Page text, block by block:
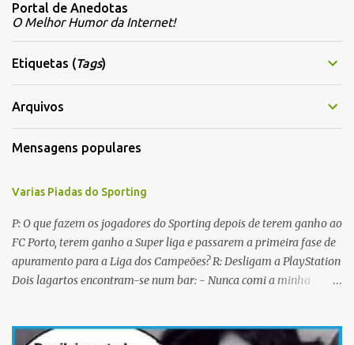
e
n
t
á
r
i
o
Portal de Anedotas
O Melhor Humor da Internet!
Etiquetas (Tags)
Arquivos
Mensagens populares
Varias Piadas do Sporting
P: O que fazem os jogadores do Sporting depois de terem ganho ao
FC Porto, terem ganho a Super liga e passarem a primeira fase de
apuramento para a Liga dos Campeões? R: Desligam a PlayStation
Dois lagartos encontram-se num bar: - Nunca comi a minha
com as caras dos jogadores do Sporting a propósito do centenário.